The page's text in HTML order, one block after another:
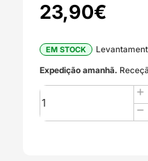
23,90€
EM STOCK
Expedição amanhã.
Quantidade
de
1.8kg